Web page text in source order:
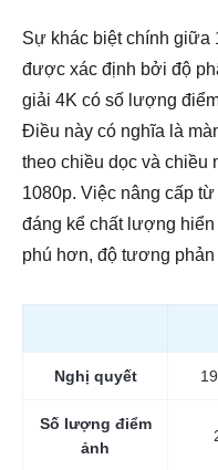
Sự khác biệt chính giữa
được xác định bởi độ
giải 4K có số lượng
Điều này có nghĩa là
theo chiều dọc và chiều
1080p. Việc nâng cấp
đáng kể chất lượng
phú hơn, độ tương
Nghị quyết
Số lượng điểm
ảnh